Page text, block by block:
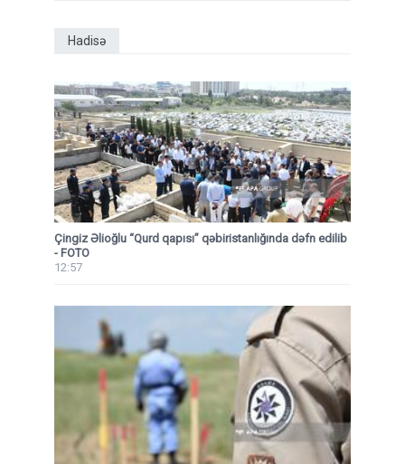
Hadisə
Çingiz Əlioğlu “Qurd qapısı” qəbiristanlığında dəfn edilib
- FOTO
12:57